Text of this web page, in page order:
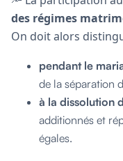
des régimes
On doit alors
pendant le
de la séparation
à la dissolution
additionnés et
égales.